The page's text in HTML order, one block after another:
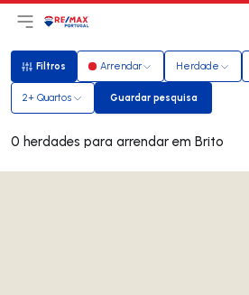
Abri menu principal
LogoIr para página inicial
Filtros
Filtros Arrendar Herdade
2+ Quartos Guardar pesquisa
Guardar pesquisa
0 herdades para arrendar em Brito